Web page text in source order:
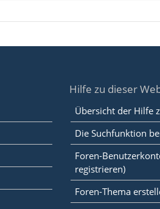
Hilfe zu dieser
Übersicht der Hilfe
Die Suchfunktion
Foren-
registrieren)
Foren-Thema